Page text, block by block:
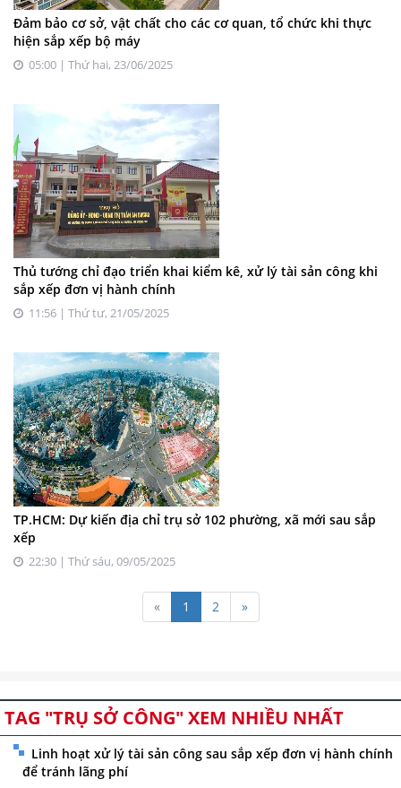
Đảm bảo cơ sở, vật chất cho các cơ quan, tổ chức khi thực
hiện sắp xếp bộ máy
05:00 | Thứ hai, 23/06/2025
Thủ tướng chỉ đạo triển khai kiểm kê, xử lý tài sản công khi
sắp xếp đơn vị hành chính
11:56 | Thứ tư, 21/05/2025
TP.HCM: Dự kiến địa chỉ trụ sở 102 phường, xã mới sau sắp
xếp
22:30 | Thứ sáu, 09/05/2025
« 1 2 »
TAG "TRỤ SỞ CÔNG" XEM NHIỀU NHẤT
Linh hoạt xử lý tài sản công sau sắp xếp đơn vị hành chính
để tránh lãng phí